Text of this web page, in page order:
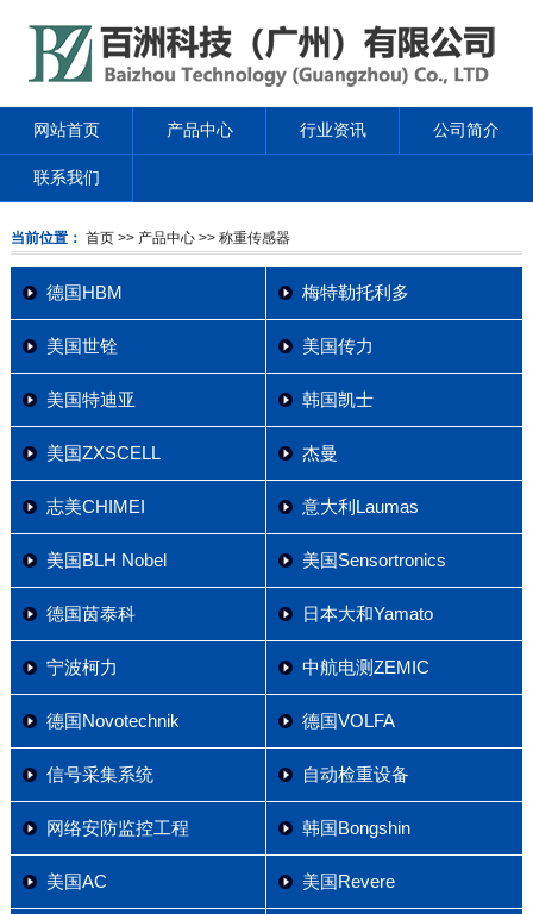
网站首页 产品中心 行业资讯 公司简介
联系我们
当前位置： 首页 >> 产品中心>> 称重传感器
德国HBM 梅特勒托利多
美国世铨 美国传力
美国特迪亚 韩国凯士
美国ZXSCELL 杰曼
志美CHIMEI 意大利Laumas
美国BLH Nobel 美国Sensortronics
德国茵泰科 日本大和Yamato
宁波柯力 中航电测ZEMIC
德国Novotechnik 德国VOLFA
信号采集系统 自动检重设备
网络安防监控工程 韩国Bongshin
美国AC 美国Revere